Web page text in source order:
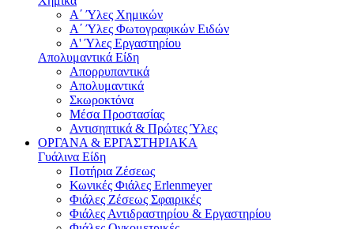
Α΄ Ύλες Χημικών
Α΄ Ύλες Φωτογραφικών Ειδών
Α' Ύλες Εργαστηρίου
Απολυμαντικά Είδη
Απορρυπαντικά
Απολυμαντικά
Σκωροκτόνα
Μέσα Προστασίας
Αντισηπτικά & Πρώτες Ύλες
ΟΡΓΑΝΑ & ΕΡΓΑΣΤΗΡΙΑΚΑ
Γυάλινα Είδη
Ποτήρια Ζέσεως
Κωνικές Φιάλες Erlenmeyer
Φιάλες Ζέσεως Σφαιρικές
Φιάλες Αντιδραστηρίου & Εργαστηρίου